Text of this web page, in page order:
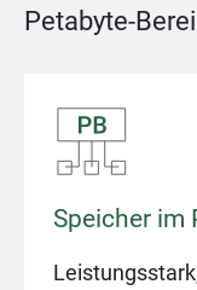
Petabyte-
Speicher im